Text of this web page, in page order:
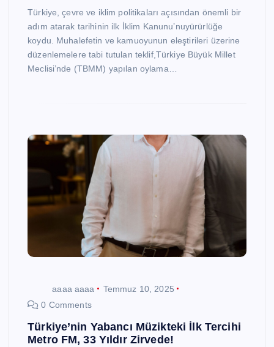
Türkiye, çevre ve iklim politikaları açısından önemli bir
adım atarak tarihinin ilk İklim Kanunu’nuyürürlüğe
koydu. Muhalefetin ve kamuoyunun eleştirileri üzerine
düzenlemelere tabi tutulan teklif,Türkiye Büyük Millet
Meclisi’nde (TBMM) yapılan oylama…
aaaa aaaa
Temmuz 10, 2025
0 Comments
Türkiye’nin Yabancı Müzikteki İlk Tercihi
Metro FM, 33 Yıldır Zirvede!